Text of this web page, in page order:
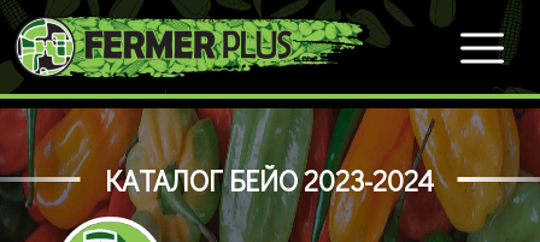
КАТАЛОГ БЕЙО 2023-2024